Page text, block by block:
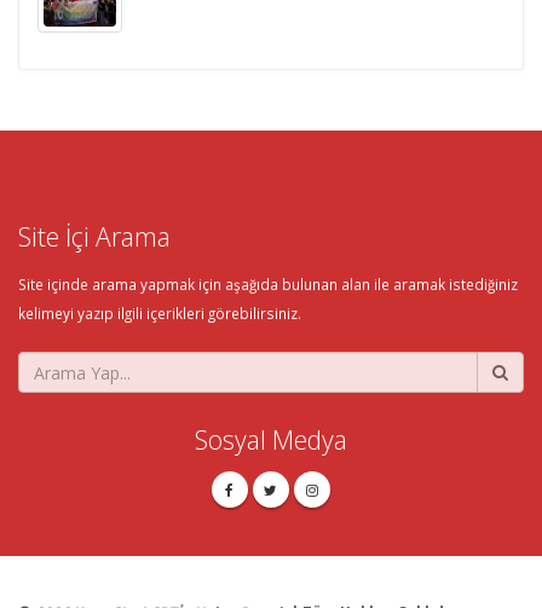
Site İçi Arama
Site içinde arama yapmak için aşağıda bulunan alan ile aramak istediğiniz
kelimeyi yazıp ilgili içerikleri görebilirsiniz.
Sosyal Medya